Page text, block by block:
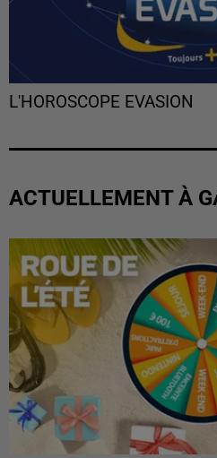
L'HOROSCOPE EVASION
ACTUELLEMENT À